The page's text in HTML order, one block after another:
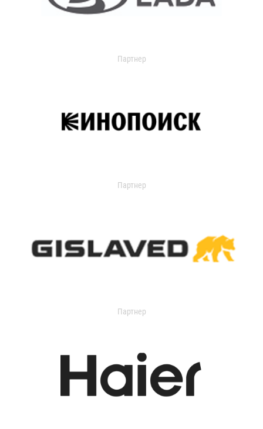
Партнер
Партнер
Партнер